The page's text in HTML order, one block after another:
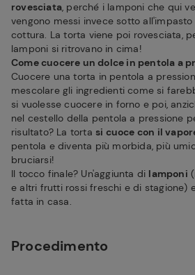
rovesciata, perché i lamponi che qui
vengono messi invece sotto
cottura. La torta viene poi rovesciata,
lamponi si ritrovano in cima!
Come cuocere un dolce in pentola a
Cuocere una torta in pentola a
mescolare gli ingredienti come si
si vuolesse cuocere in forno e poi,
nel cestello della pentola a pressione
risultato? La torta si cuoce con il
pentola e diventa più morbida, più
bruciarsi!
Il tocco finale? Un'aggiunta di lamponi
e altri frutti rossi freschi e di stagione)
fatta in casa.
Procedimento